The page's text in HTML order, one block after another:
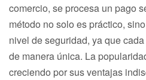
comercio, se procesa un pago
método no solo es práctico,
nivel de seguridad, ya que
de manera única. La
creciendo por sus ventajas